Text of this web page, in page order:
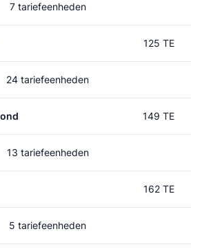
7 tariefeenheden
125 TE
24 tariefeenheden
149 TE
13 tariefeenheden
162 TE
5 tariefeenheden